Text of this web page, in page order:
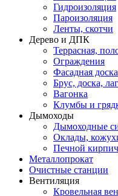
Гидроизоляция
Пароизоляция
Ленты, скотчи
Дерево и ДПК
Террасная,
Ограждения
Фасадная доска
Брус, доска,
Вагонка
Клумбы и
Дымоходы
Дымоходные
Оклады,
Печной кирпич
Металлопрокат
Очистные станции
Вентиляция
Кровельная